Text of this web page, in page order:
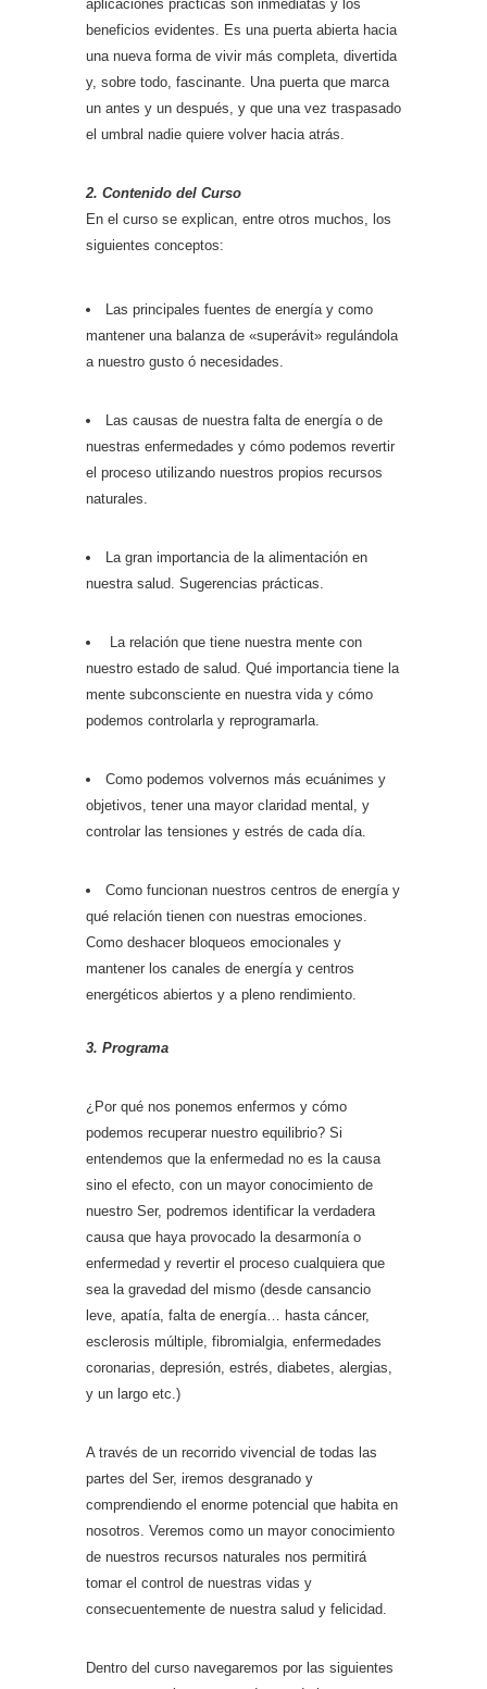
aplicaciones prácticas son inmediatas y los
beneficios evidentes. Es una puerta abierta hacia
una nueva forma de vivir más completa, divertida
y, sobre todo, fascinante. Una puerta que marca
un antes y un después, y que una vez traspasado
el umbral nadie quiere volver hacia atrás.
2. Contenido del Curso
En el curso se explican, entre otros muchos, los
siguientes conceptos:
Las principales fuentes de energía y como
mantener una balanza de «superávit» regulándola
a nuestro gusto ó necesidades.
Las causas de nuestra falta de energía o de
nuestras enfermedades y cómo podemos revertir
el proceso utilizando nuestros propios recursos
naturales.
La gran importancia de la alimentación en
nuestra salud. Sugerencias prácticas.
La relación que tiene nuestra mente con
nuestro estado de salud. Qué importancia tiene la
mente subconsciente en nuestra vida y cómo
podemos controlarla y reprogramarla.
Como podemos volvernos más ecuánimes y
objetivos, tener una mayor claridad mental, y
controlar las tensiones y estrés de cada día.
Como funcionan nuestros centros de energía y
qué relación tienen con nuestras emociones.
Como deshacer bloqueos emocionales y
mantener los canales de energía y centros
energéticos abiertos y a pleno rendimiento.
3. Programa
¿Por qué nos ponemos enfermos y cómo
podemos recuperar nuestro equilibrio? Si
entendemos que la enfermedad no es la causa
sino el efecto, con un mayor conocimiento de
nuestro Ser, podremos identificar la verdadera
causa que haya provocado la desarmonía o
enfermedad y revertir el proceso cualquiera que
sea la gravedad del mismo (desde cansancio
leve, apatía, falta de energía… hasta cáncer,
esclerosis múltiple, fibromialgia, enfermedades
coronarias, depresión, estrés, diabetes, alergias,
y un largo etc.)
A través de un recorrido vivencial de todas las
partes del Ser, iremos desgranado y
comprendiendo el enorme potencial que habita en
nosotros. Veremos como un mayor conocimiento
de nuestros recursos naturales nos permitirá
tomar el control de nuestras vidas y
consecuentemente de nuestra salud y felicidad.
Dentro del curso navegaremos por las siguientes